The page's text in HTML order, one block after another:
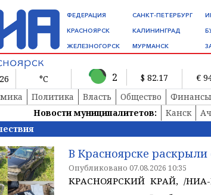
ФЕДЕРАЦИЯ
КРАСНОЯРСК
ЖЕЛЕЗНОГОРСК
САНКТ-ПЕТЕРБУРГ
КАЛИНИНГРАД
МУРМАНСК
°C 2 $ 82.17 €
Политика Власть Общество Финансы
Новости муниципалитетов:
Канск
В Красноярске
Опубликовано 07.08.2026 10:35
КРАСНОЯРСКИЙ КРАЙ, /НИА-